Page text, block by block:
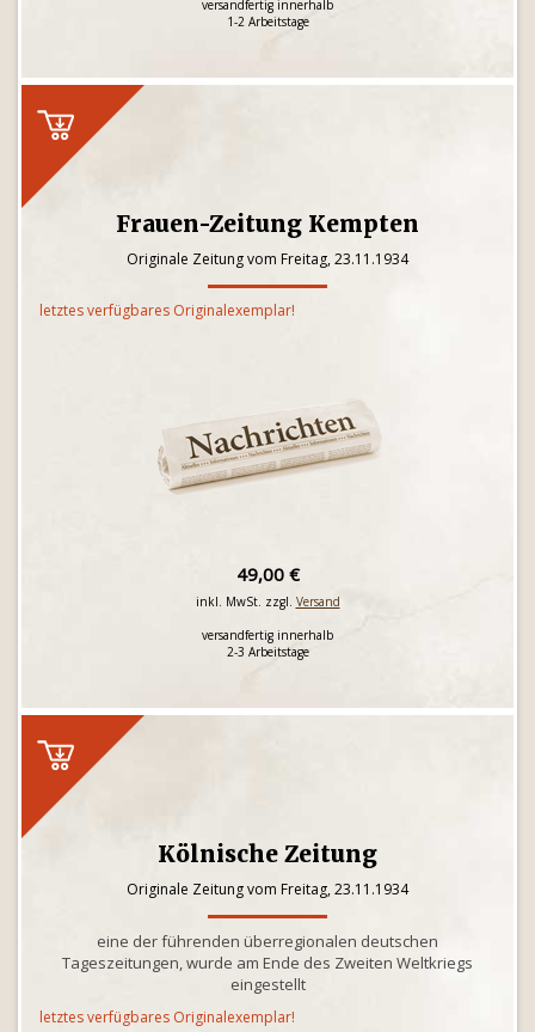
versandfertig innerhalb
1-2 Arbeitstage
Frauen-Zeitung Kempten
Originale Zeitung vom Freitag, 23.11.1934
letztes verfügbares Originalexemplar!
49,00 €
inkl. MwSt. zzgl. Versand
versandfertig innerhalb
2-3 Arbeitstage
Kölnische Zeitung
Originale Zeitung vom Freitag, 23.11.1934
eine der führenden überregionalen deutschen
Tageszeitungen, wurde am Ende des Zweiten Weltkriegs
eingestellt
letztes verfügbares Originalexemplar!